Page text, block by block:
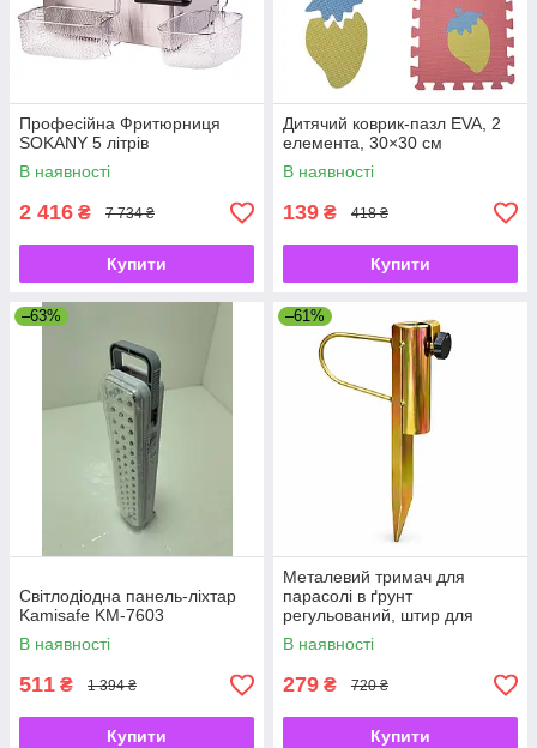
Професійна Фритюрниця
SOKANY 5 літрів
В наявності
2 416 ₴ 7 734 ₴
Купити
Дитячий коврик-пазл EVA, 2
елемента, 30×30 см
В наявності
139 ₴ 418 ₴
Купити
–63%
Світлодіодна панель-ліхтар
Kamisafe KM-7603
В наявності
511 ₴ 1 394 ₴
Купити
–61%
Металевий тримач для
парасолі в ґрунт
регульований, штир для
садової парасолі з
фіксатором
В наявності
279 ₴ 720 ₴
Купити